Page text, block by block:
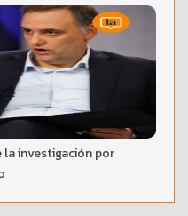
la investigación por